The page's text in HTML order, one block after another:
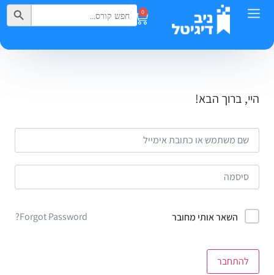
0
Search
for:
Search Button
היי, ברוך הבא!
השאר אותי מחובר Forgot Password?
להתחבר